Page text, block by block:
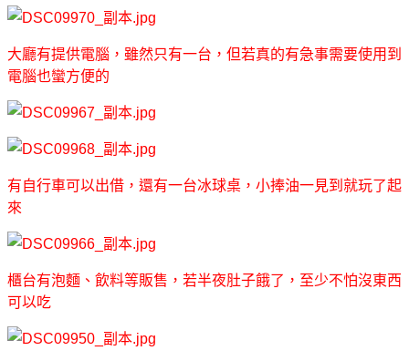
大廳有提供電腦，雖然只有一台，但若真的有急事需要使用到
電腦也蠻方便的
有自行車可以出借，還有一台冰球桌，小捧油一見到就玩了起
來
櫃台有泡麵、飲料等販售，若半夜肚子餓了，至少不怕沒東西
可以吃